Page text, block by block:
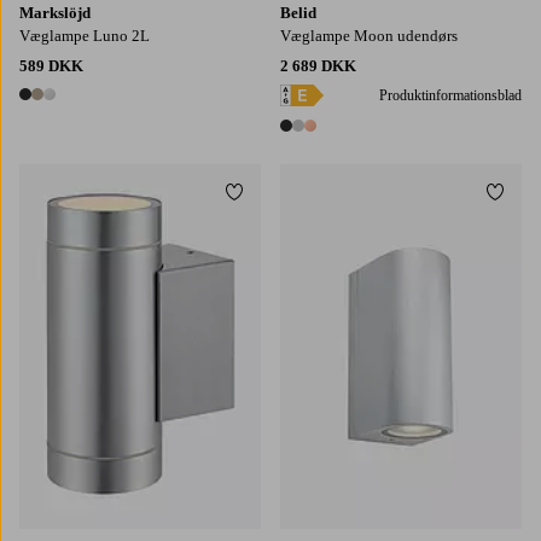
Markslöjd
Væglampe Luno 2L
589 DKK
3 farver
Belid
Væglampe Moon udendørs
2 689 DKK
Produktinformationsblad
3 farver
Tilføj til favoritter